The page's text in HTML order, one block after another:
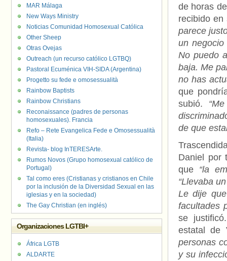
de horas
recibido
parece
un
No puedo
baja. Me
no has
que
subió.
de que
Daniel por
que “la
“Llevaba
Le dije
facultades
se
estatal de
personas
y su
MAR Málaga
New Ways Ministry
Noticias Comunidad Homosexual Católica
Other Sheep
Otras Ovejas
Outreach (un recurso católico LGTBQ)
Pastoral Ecuménica VIH-SIDA (Argentina)
Progetto su fede e omosessualità
Rainbow Baptists
Rainbow Christians
Reconaissance (padres de personas
homosexuales). Francia
Refo – Rete Evangelica Fede e Omosessualità
(Italia)
Revista- blog InTERESArte.
Rumos Novos (Grupo homosexual católico de
Portugal)
Tal como eres (Cristianas y cristianos en Chile
por la inclusión de la Diversidad Sexual en las
iglesias y en la sociedad)
The Gay Christian (en inglés)
Organizaciones LGTBI+
África LGTB
ALDARTE